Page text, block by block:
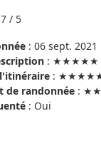
/ 5
: 06 sept. 2021
: ★★★★★
: ★★★★★
de randonnée :
: Oui